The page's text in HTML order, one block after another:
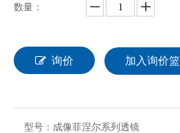
数量：
询价 加入询价篮
型号： 成像菲涅尔系列透镜